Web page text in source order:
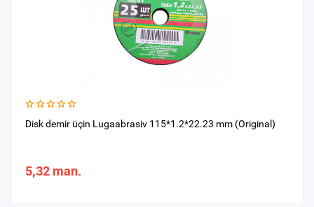
Disk demir üçin Lugaabrasiv 115*1.2*22.23 mm (Original)
5,32 man.